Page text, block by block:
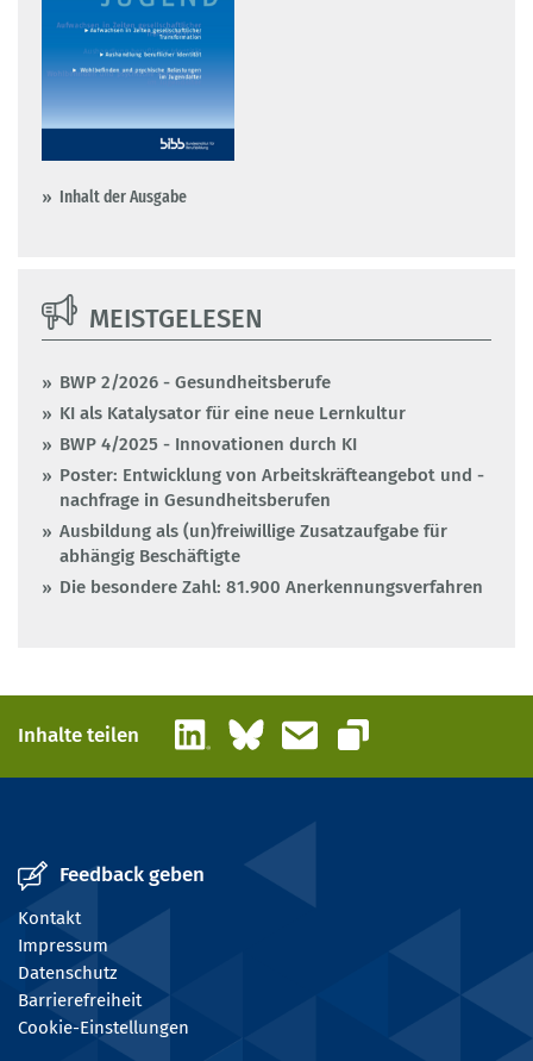
Inhalt der Ausgabe
MEISTGELESEN
BWP 2/2026 - Gesundheitsberufe
KI als Katalysator für eine neue Lernkultur
BWP 4/2025 - Innovationen durch KI
Poster: Entwicklung von Arbeitskräfteangebot und -
nachfrage in Gesundheitsberufen
Ausbildung als (un)freiwillige Zusatzaufgabe für
abhängig Beschäftigte
Die besondere Zahl: 81.900 Anerkennungsverfahren
Inhalte teilen LinkedInBlueskyE-Mail
Link kopieren
Feedback geben
Kontakt
Impressum
Datenschutz
Barrierefreiheit
Cookie-Einstellungen